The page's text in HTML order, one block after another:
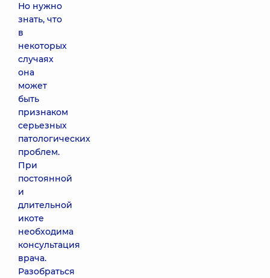
Но нужно
знать, что
в
некоторых
случаях
она
может
быть
признаком
серьезных
патологических
проблем.
При
постоянной
и
длительной
икоте
необходима
консультация
врача.
Разобраться